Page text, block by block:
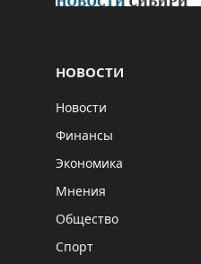
НОВОСТИ
Новости
Финансы
Экономика
Мнения
Общество
Спорт